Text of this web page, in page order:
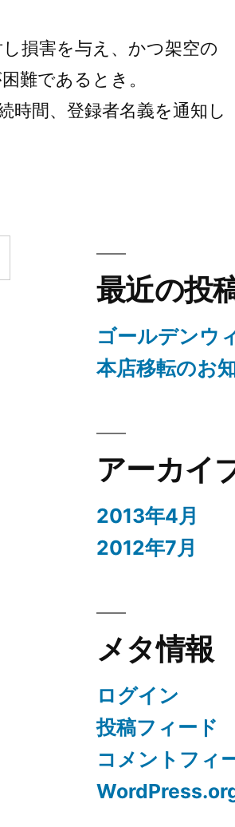
損害を与え、かつ架空の
難であるとき。
時間、登録者名義を通知し
最近の投
ゴールデンウ
本店移転のお
アーカイ
2013年4月
2012年7月
メタ情報
ログイン
投稿フィード
コメントフィ